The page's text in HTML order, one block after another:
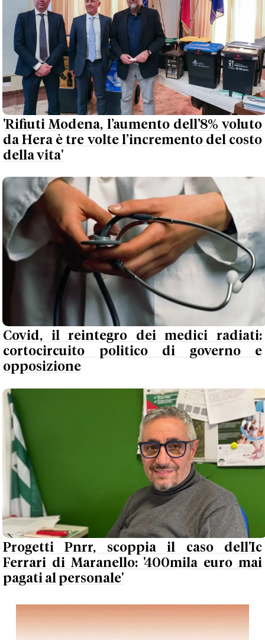
'Rifiuti Modena, l’aumento dell’8% voluto
da Hera è tre volte l’incremento del costo
della vita'
Covid, il reintegro dei medici radiati:
cortocircuito politico di governo e
opposizione
Progetti Pnrr, scoppia il caso dell'Ic
Ferrari di Maranello: '400mila euro mai
pagati al personale'